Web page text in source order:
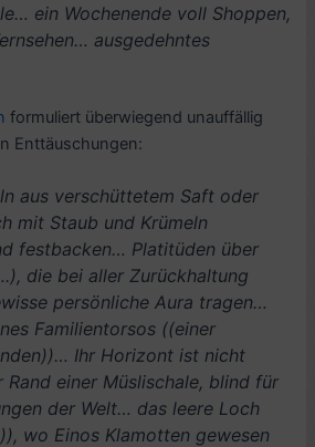
ein Wochenende voll Shoppen,
ausgedehntes
formuliert überwiegend unauffällig
Enttäuschungen:
aus verschüttetem Saft oder
mit Staub und Krümeln
festbacken… Platitüden über
die bei aller Zurückhaltung
persönliche Aura tragen…
Familientorsos ((einer
Ihr Horizont ist nicht
Rand einer Müslischale, blind für
der Welt… das leere Loch
wo Einos Klamotten gewesen